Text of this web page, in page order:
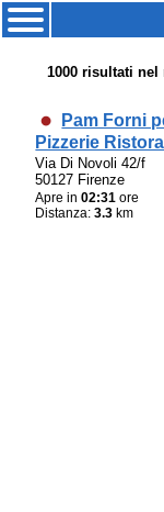
1000 risultati nel
Pam Forni
Pizzerie
Via Di Novoli 42/f
50127 Firenze
Apre in02:31 ore
Distanza:3.3 km